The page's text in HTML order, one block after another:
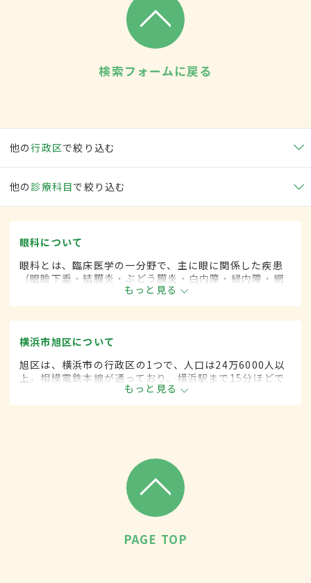
検索フォームに戻る
他の行政区で絞り込む
他の 診療科目で絞り込む
眼科について
眼科とは、臨床医学の一分野で、主に眼に関係した疾患
（眼瞼下垂・結膜炎・ぶどう膜炎・白内障・緑内障・網
膜剥離など）を専門的に取り扱います。
もっと見る
横浜市旭区について
旭区は、横浜市の行政区の1つで、人口は24万6000人以
上。相模電鉄本線が通っており、横浜駅まで15分ほどで
アクセスが可能。閑静な住宅街のほか、花見を楽しめる
公園や動物園などがあり、区外からも多くの人が訪れ
もっと見る
PAGE TOP